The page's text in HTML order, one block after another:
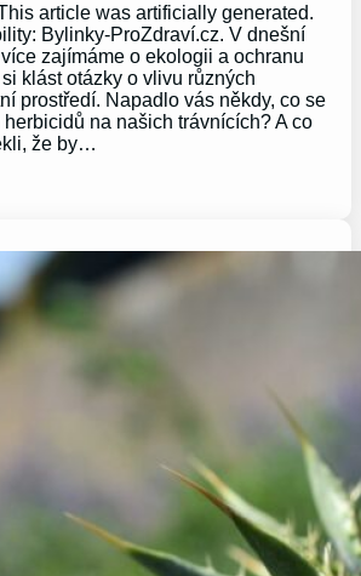
article was artificially generated.
Bylinky-ProZdraví.cz. V dnešní
zajímáme o ekologii a ochranu
klást otázky o vlivu různých
prostředí. Napadlo vás někdy, co se
na našich trávnících? A co
že by…